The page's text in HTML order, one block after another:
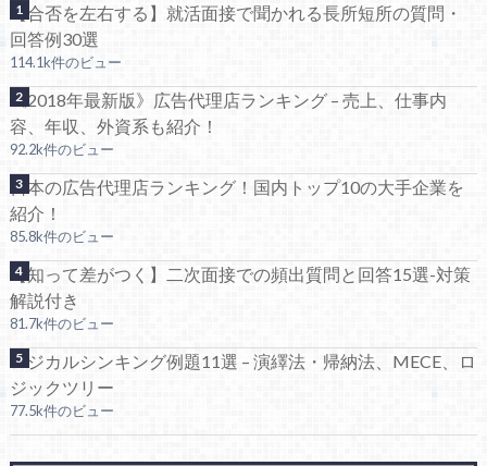
【合否を左右する】就活面接で聞かれる長所短所の質問・
回答例30選
114.1k件のビュー
《2018年最新版》広告代理店ランキング – 売上、仕事内
容、年収、外資系も紹介！
92.2k件のビュー
日本の広告代理店ランキング！国内トップ10の大手企業を
紹介！
85.8k件のビュー
【知って差がつく】二次面接での頻出質問と回答15選-対策
解説付き
81.7k件のビュー
ロジカルシンキング例題11選 – 演繹法・帰納法、MECE、ロ
ジックツリー
77.5k件のビュー